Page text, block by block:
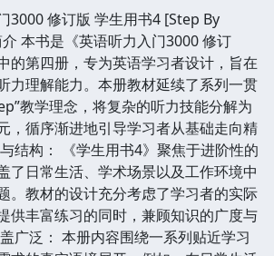
3000 修订版 学生用书4 [Step By
本书是《英语听力入门3000 修订
的第四册，专为英语学习者设计，旨在
力理解能力。本册教材延续了系列一贯
教学理念，将复杂的听力技能分解为
，循序渐进地引导学习者从基础走向精
结构： 《学生用书4》聚焦于进阶性的
了日常生活、学术场景以及工作环境中
。教材的设计充分考虑了学习者的实际
供丰富练习的同时，兼顾知识的广度与
广泛： 本册内容围绕一系列贴近学习